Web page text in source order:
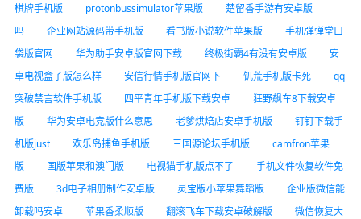
棋牌手机版
protonbussimulator苹果版
楚留香手游有安卓版
吗
企业网站源码带手机版 看书版小说软件苹果版
手机弹弹堂口
袋版官网
华为助手安卓版官网下载 终极街霸4有没有安卓版
安
卓电视盒子版怎么样
安信行情手机版官网下 饥荒手机版卡死
qq
突破禁言软件手机版
四平青年手机版下载安卓
狂野飙车8下载安卓
版
华为安卓电竞版什么意思 老爹烘焙店安卓手机版
钉钉下载手
机版just
欢乐岛捕鱼手机版 三国源论坛手机版
camfron苹果
版
国版苹果和澳门版 电视猫手机版点不了
手机文件恢复软件免
费版
3d电子相册制作安卓版 灵宝版小苹果舞蹈版
企业版微信能
卸载吗安卓
苹果香柔顺版 翻滚飞车下载安卓破解版
微信恢复大